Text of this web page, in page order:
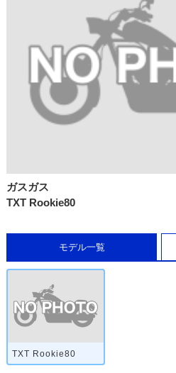
ガスガス
TXT Rookie80
モデル一覧
TXT Rookie80